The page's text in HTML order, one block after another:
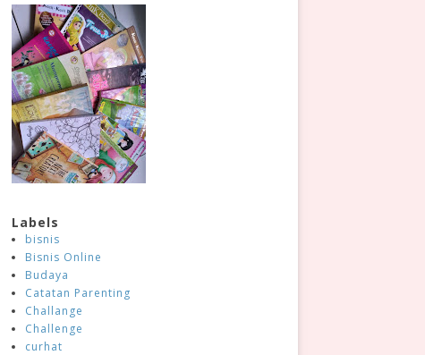
Labels
bisnis
Bisnis Online
Budaya
Catatan Parenting
Challange
Challenge
curhat